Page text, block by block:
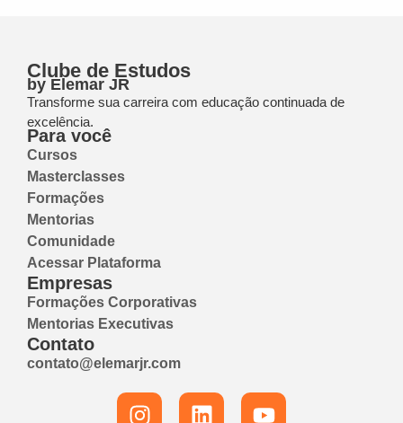
Clube de Estudos
by Elemar JR
Transforme sua carreira com educação continuada de
excelência.
Para você
Cursos
Masterclasses
Formações
Mentorias
Comunidade
Acessar Plataforma
Empresas
Formações Corporativas
Mentorias Executivas
Contato
contato@elemarjr.com